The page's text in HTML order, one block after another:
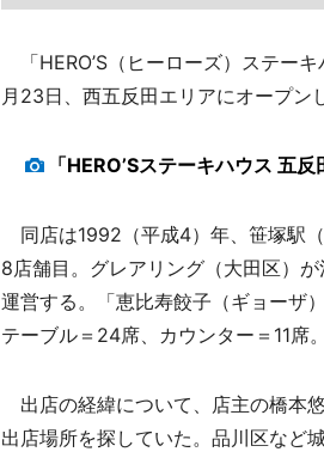
「HERO’S（ヒーローズ）ステー
月23日、西五反田エリアにオープン
「HERO’Sステーキハウス 五
同店は1992（平成4）年、笹塚駅
8店舗目。グレアリング（大田区）
運営する。「恵比寿餃子（ギョーザ
テーブル＝24席、カウンター＝11席。
出店の経緯について、店主の橋本
出店場所を探していた。品川区など